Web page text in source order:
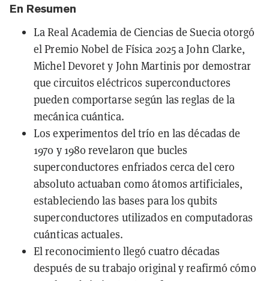
En Resumen
La Real Academia de Ciencias de Suecia otorgó
el Premio Nobel de Física 2025 a John Clarke,
Michel Devoret y John Martinis por demostrar
que circuitos eléctricos superconductores
pueden comportarse según las reglas de la
mecánica cuántica.
Los experimentos del trío en las décadas de
1970 y 1980 revelaron que bucles
superconductores enfriados cerca del cero
absoluto actuaban como átomos artificiales,
estableciendo las bases para los qubits
superconductores utilizados en computadoras
cuánticas actuales.
El reconocimiento llegó cuatro décadas
después de su trabajo original y reafirmó cómo